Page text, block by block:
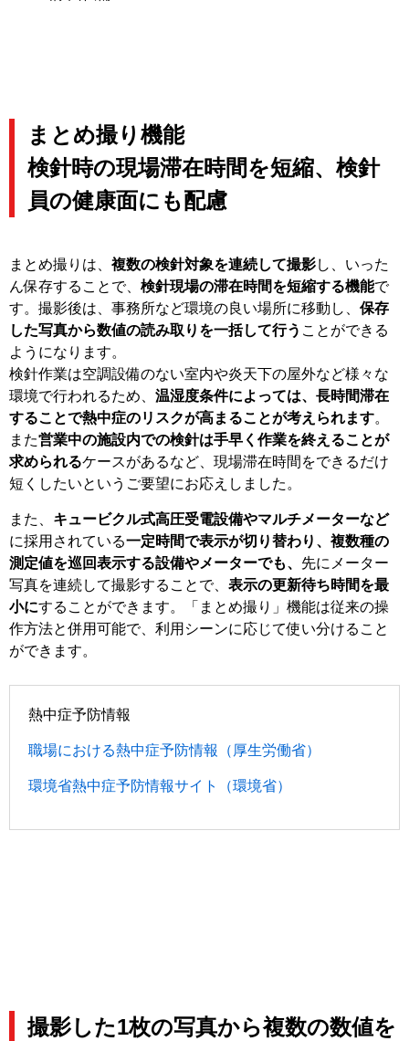
まとめ撮り機能
検針時の現場滞在時間を短縮、検針
員の健康面にも配慮
まとめ撮りは、 複数の検針対象を連続して撮影し、いった
ん保存することで、 検針現場の滞在時間を短縮する機能で
す。撮影後は、事務所など環境の良い場所に移動し、 保存
した写真から数値の読み取りを一括して行う ことができる
ようになります。
検針作業は空調設備のない室内や炎天下の屋外など様々な
環境で行われるため、 温湿度条件によっては、長時間滞在
することで熱中症のリスクが高まることが考えられます。
また営業中の施設内での検針は手早く作業を終えることが
求められるケースがあるなど、現場滞在時間をできるだけ
短くしたいというご要望にお応えしました。
また、 キュービクル式高圧受電設備やマルチメーターなど
に採用されている一定時間で表示が切り替わり、複数種の
測定値を巡回表示する設備やメーターでも、 先にメーター
写真を連続して撮影することで、 表示の更新待ち時間を最
小にすることができます。「まとめ撮り」機能は従来の操
作方法と併用可能で、利用シーンに応じて使い分けること
ができます。
熱中症予防情報
職場における熱中症予防情報（厚生労働省）
環境省熱中症予防情報サイト（環境省）
撮影した1枚の写真から複数の数値を